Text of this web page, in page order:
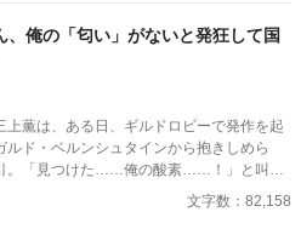
す。
、俺の「匂い」がないと発狂して国
上薫は、ある日、ギルドロビーで発作を起
ルド・ベルンシュタインから抱きしめら
。「見つけた……俺の酸素……！」と叫
ルドの事務職
文字数：82,158